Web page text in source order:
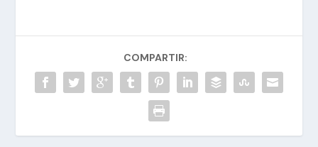
COMPARTIR: